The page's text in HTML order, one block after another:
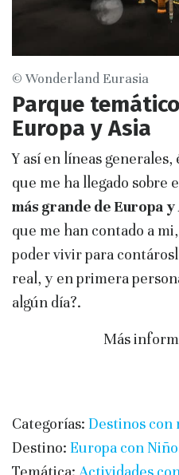
© Wonderland Eurasia
Parque
Europa y Asia
Y así en líneas
que me ha llegado sobre
más grande de Europa y
que me han contado a
poder vivir para
real, y en primera
algún día?.
Más
Categorías: Destinos con
Destino: Europa con